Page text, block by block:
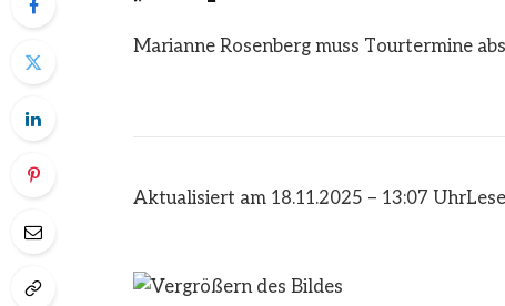
Marianne Rosenberg muss Tourtermine
Aktualisiert am 18.11.2025 – 13:07 Uhr